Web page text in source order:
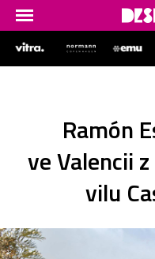
Ramón
ve Valencii
vilu